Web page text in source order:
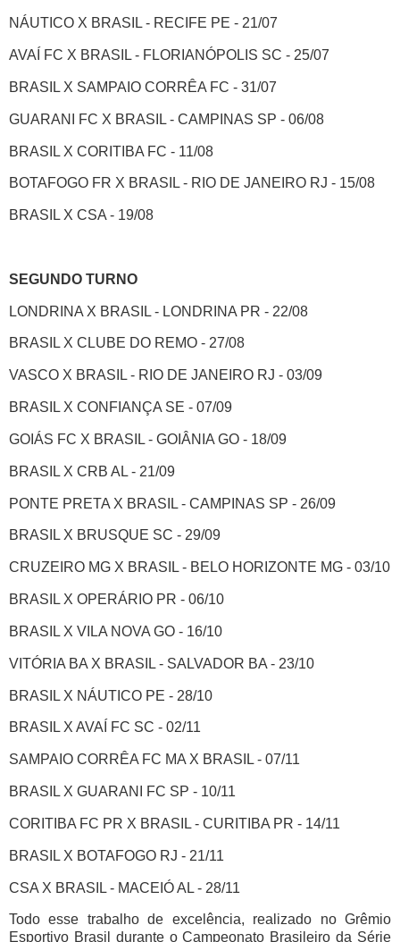
NÁUTICO X BRASIL - RECIFE PE - 21/07
AVAÍ FC X BRASIL - FLORIANÓPOLIS SC - 25/07
BRASIL X SAMPAIO CORRÊA FC - 31/07
GUARANI FC X BRASIL - CAMPINAS SP - 06/08
BRASIL X CORITIBA FC - 11/08
BOTAFOGO FR X BRASIL - RIO DE JANEIRO RJ - 15/08
BRASIL X CSA - 19/08
SEGUNDO TURNO
LONDRINA X BRASIL - LONDRINA PR - 22/08
BRASIL X CLUBE DO REMO - 27/08
VASCO X BRASIL - RIO DE JANEIRO RJ - 03/09
BRASIL X CONFIANÇA SE - 07/09
GOIÁS FC X BRASIL - GOIÂNIA GO - 18/09
BRASIL X CRB AL - 21/09
PONTE PRETA X BRASIL - CAMPINAS SP - 26/09
BRASIL X BRUSQUE SC - 29/09
CRUZEIRO MG X BRASIL - BELO HORIZONTE MG - 03/10
BRASIL X OPERÁRIO PR - 06/10
BRASIL X VILA NOVA GO - 16/10
VITÓRIA BA X BRASIL - SALVADOR BA - 23/10
BRASIL X NÁUTICO PE - 28/10
BRASIL X AVAÍ FC SC - 02/11
SAMPAIO CORRÊA FC MA X BRASIL - 07/11
BRASIL X GUARANI FC SP - 10/11
CORITIBA FC PR X BRASIL - CURITIBA PR - 14/11
BRASIL X BOTAFOGO RJ - 21/11
CSA X BRASIL - MACEIÓ AL - 28/11
Todo esse trabalho de excelência, realizado no Grêmio
Esportivo Brasil durante o Campeonato Brasileiro da Série